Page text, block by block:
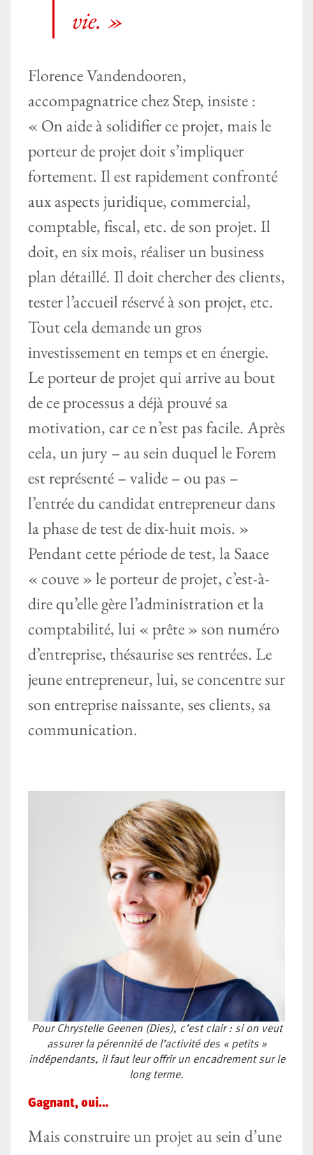
vie. »
Florence Vandendooren,
accompagnatrice chez Step, insiste :
« On aide à solidifier ce projet, mais le
porteur de projet doit s’impliquer
fortement. Il est rapidement confronté
aux aspects juridique, commercial,
comptable, fiscal, etc. de son projet. Il
doit, en six mois, réaliser un business
plan détaillé. Il doit chercher des clients,
tester l’accueil réservé à son projet, etc.
Tout cela demande un gros
investissement en temps et en énergie.
Le porteur de projet qui arrive au bout
de ce processus a déjà prouvé sa
motivation, car ce n’est pas facile. Après
cela, un jury – au sein duquel le Forem
est représenté – valide – ou pas –
l’entrée du candidat entrepreneur dans
la phase de test de dix-huit mois. »
Pendant cette période de test, la Saace
« couve » le porteur de projet, c’est-à-
dire qu’elle gère l’administration et la
comptabilité, lui « prête » son numéro
d’entreprise, thésaurise ses rentrées. Le
jeune entrepreneur, lui, se concentre sur
son entreprise naissante, ses clients, sa
communication.
Pour Chrystelle Geenen (Dies), c’est clair : si on veut
assurer la pérennité de l’activité des « petits »
indépendants, il faut leur offrir un encadrement sur le
long terme.
Gagnant, oui…
Mais construire un projet au sein d’une